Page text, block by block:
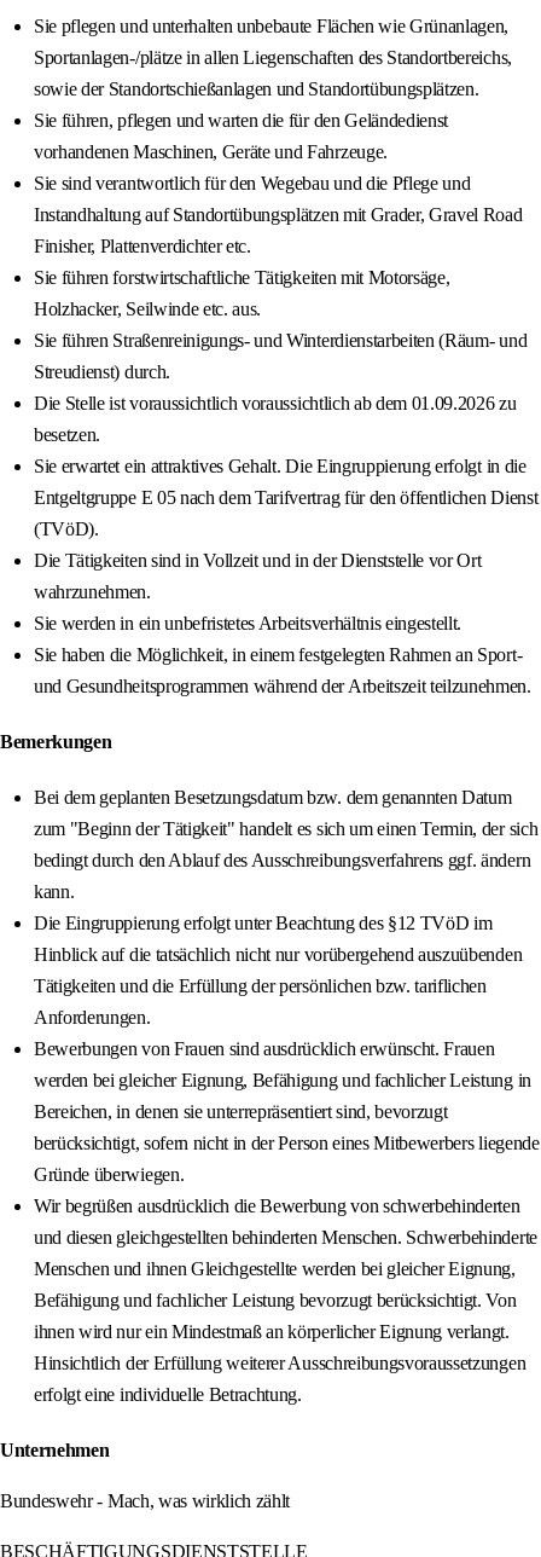
Sie pflegen und unterhalten unbebaute Flächen wie Grünanlagen,
Sportanlagen-/plätze in allen Liegenschaften des Standortbereichs,
sowie der Standortschießanlagen und Standortübungsplätzen.
Sie führen, pflegen und warten die für den Geländedienst
vorhandenen Maschinen, Geräte und Fahrzeuge.
Sie sind verantwortlich für den Wegebau und die Pflege und
Instandhaltung auf Standortübungsplätzen mit Grader, Gravel Road
Finisher, Plattenverdichter etc.
Sie führen forstwirtschaftliche Tätigkeiten mit Motorsäge,
Holzhacker, Seilwinde etc. aus.
Sie führen Straßenreinigungs- und Winterdienstarbeiten (Räum- und
Streudienst) durch.
Die Stelle ist voraussichtlich voraussichtlich ab dem 01.09.2026 zu
besetzen.
Sie erwartet ein attraktives Gehalt. Die Eingruppierung erfolgt in die
Entgeltgruppe E 05 nach dem Tarifvertrag für den öffentlichen Dienst
(TVöD).
Die Tätigkeiten sind in Vollzeit und in der Dienststelle vor Ort
wahrzunehmen.
Sie werden in ein unbefristetes Arbeitsverhältnis eingestellt.
Sie haben die Möglichkeit, in einem festgelegten Rahmen an Sport-
und Gesundheitsprogrammen während der Arbeitszeit teilzunehmen.
Bemerkungen
Bei dem geplanten Besetzungsdatum bzw. dem genannten Datum
zum "Beginn der Tätigkeit" handelt es sich um einen Termin, der sich
bedingt durch den Ablauf des Ausschreibungsverfahrens ggf. ändern
kann.
Die Eingruppierung erfolgt unter Beachtung des §12 TVöD im
Hinblick auf die tatsächlich nicht nur vorübergehend auszuübenden
Tätigkeiten und die Erfüllung der persönlichen bzw. tariflichen
Anforderungen.
Bewerbungen von Frauen sind ausdrücklich erwünscht. Frauen
werden bei gleicher Eignung, Befähigung und fachlicher Leistung in
Bereichen, in denen sie unterrepräsentiert sind, bevorzugt
berücksichtigt, sofern nicht in der Person eines Mitbewerbers liegende
Gründe überwiegen.
Wir begrüßen ausdrücklich die Bewerbung von schwerbehinderten
und diesen gleichgestellten behinderten Menschen. Schwerbehinderte
Menschen und ihnen Gleichgestellte werden bei gleicher Eignung,
Befähigung und fachlicher Leistung bevorzugt berücksichtigt. Von
ihnen wird nur ein Mindestmaß an körperlicher Eignung verlangt.
Hinsichtlich der Erfüllung weiterer Ausschreibungsvoraussetzungen
erfolgt eine individuelle Betrachtung.
Unternehmen
Bundeswehr - Mach, was wirklich zählt
BESCHÄFTIGUNGSDIENSTSTELLE